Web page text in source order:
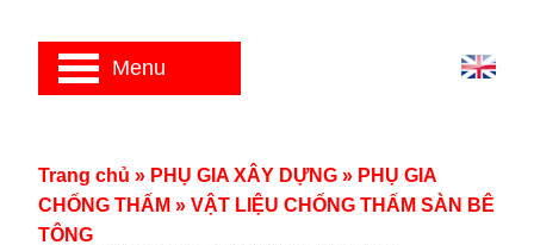
Trang chủ » PHỤ GIA XÂY DỰNG » PHỤ GIA
CHỐNG THẤM » VẬT LIỆU CHỐNG THẤM SÀN BÊ
TÔNG
Menu